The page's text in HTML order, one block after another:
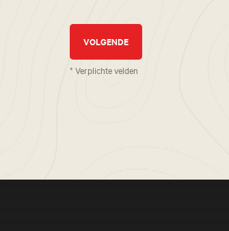
* Verplichte velden